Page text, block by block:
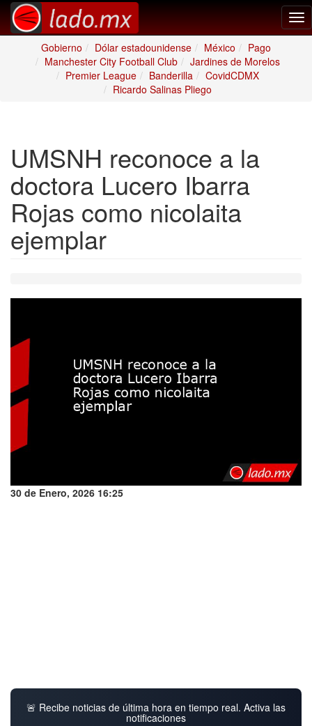
Gobierno
Dólar estadounidense México
Pago
Manchester City Football Club
Jardines de Morelos
Premier League
Banderilla
CovidCDMX
Ricardo Salinas Pliego
UMSNH reconoce a la
doctora Lucero Ibarra
Rojas como nicolaita
ejemplar
30 de Enero, 2026 16:25
🚨 Recibe noticias de última hora en tiempo real. Activa las
notificaciones